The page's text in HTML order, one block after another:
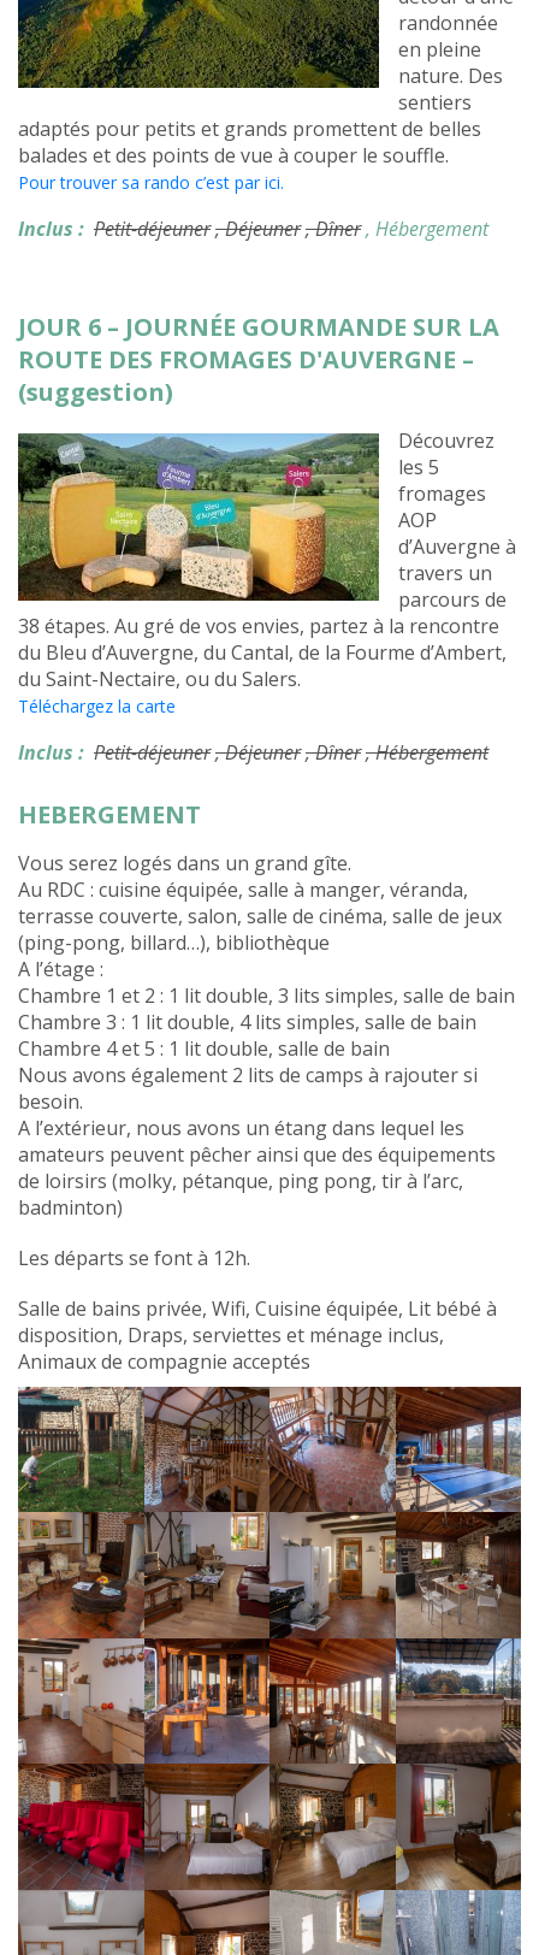
randonnée
en pleine
nature. Des
sentiers
adaptés pour petits et grands promettent de belles
balades et des points de vue à couper le souffle.
Pour trouver sa rando c’est par ici.
Inclus : Petit-déjeuner, Déjeuner, Dîner, Hébergement
JOUR 6 – JOURNÉE GOURMANDE SUR LA
ROUTE DES FROMAGES D'AUVERGNE –
(suggestion)
Découvrez
les 5
fromages
AOP
d’Auvergne à
travers un
parcours de
38 étapes. Au gré de vos envies, partez à la rencontre
du Bleu d’Auvergne, du Cantal, de la Fourme d’Ambert,
du Saint-Nectaire, ou du Salers.
Téléchargez la carte
Inclus : Petit-déjeuner, Déjeuner, Dîner, Hébergement
HEBERGEMENT
Vous serez logés dans un grand gîte.
Au RDC : cuisine équipée, salle à manger, véranda,
terrasse couverte, salon, salle de cinéma, salle de jeux
(ping-pong, billard…), bibliothèque
A l’étage :
Chambre 1 et 2 : 1 lit double, 3 lits simples, salle de bain
Chambre 3 : 1 lit double, 4 lits simples, salle de bain
Chambre 4 et 5 : 1 lit double, salle de bain
Nous avons également 2 lits de camps à rajouter si
besoin.
A l’extérieur, nous avons un étang dans lequel les
amateurs peuvent pêcher ainsi que des équipements
de loirsirs (molky, pétanque, ping pong, tir à l’arc,
badminton)
Les départs se font à 12h.
Salle de bains privée, Wifi, Cuisine équipée, Lit bébé à
disposition, Draps, serviettes et ménage inclus,
Animaux de compagnie acceptés